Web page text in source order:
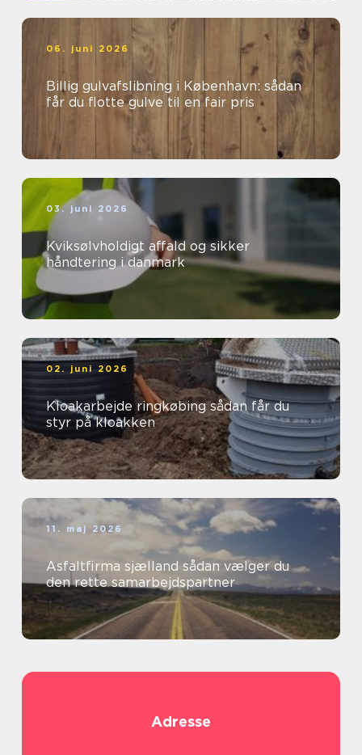
06. juni 2026
Billig gulvafslibning i København: sådan
får du flotte gulve til en fair pris
03. juni 2026
Kviksølvholdigt affald og sikker
håndtering i danmark
02. juni 2026
Kloakarbejde ringkøbing sådan får du
styr på kloakken
11. maj 2026
Asfaltfirma sjælland sådan vælger du
den rette samarbejdspartner
Adresse